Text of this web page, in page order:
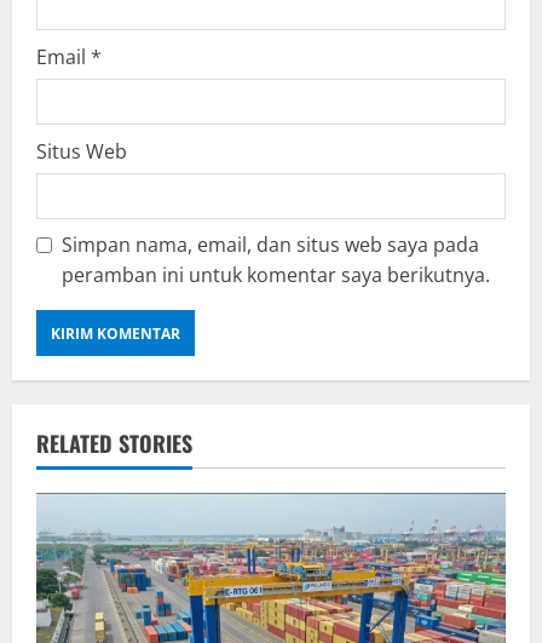
Email *
Situs Web
Simpan nama, email, dan situs web saya pada
peramban ini untuk komentar saya berikutnya.
RELATED STORIES